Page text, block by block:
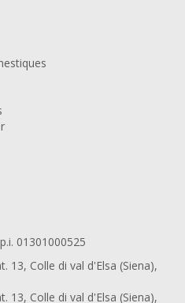
01301000525
13, Colle di val d'Elsa (Siena),
13, Colle di val d'Elsa (Siena),